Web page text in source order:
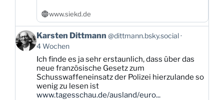
www.siekd.de
Beitrag
von
Karsten
Dittmann
Bluesky
ansehen
Karsten Dittmann @dittmann.bsky.social
4 Wochen
Ich finde es ja sehr erstaunlich, dass über das
neue französische Gesetz zum
Schusswaffeneinsatz der Polizei hierzulande so
wenig zu lesen ist
www.tagesschau.de/ausland/euro...